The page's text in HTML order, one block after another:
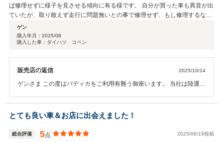
ば修理せずに様子を見させる傾向に有る様です。 自分が買った車も異音が出
ていたが、取り敢えず走行に問題無いとの事で修理せず、もし修理するなら
部品交換修理代が必要と言われました。 最終的には無償交換して貰いました
が、かなり説得しないとダメみたいなのて、相手の言いなりになる方や少し
でも現車確認して不具合等見つけた場合は買わない方が良いと思います。
ゲン
購入年月： 2025/08
購入した車：ダイハツ コペン
販売店の返信 2025/10/14
ゲンさま この度はバディカをご利用有難う御座います。 当社は陸運局
ない状態にさして頂きましたがご不安な点がありましたらいつでもご
相談頂ければと思います。 この度はお忙しい中、口こちの評価を頂き
有難う御座いました。
とても良い車＆お店に出会えました！
総合評価 5点 2025/06/19投稿